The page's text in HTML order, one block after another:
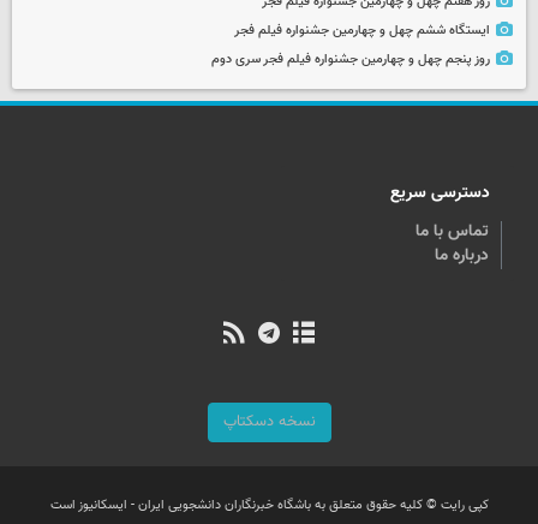
ایستگاه ششم چهل و چهارمین جشنواره فیلم فجر
روز پنجم چهل و چهارمین جشنواره فیلم فجر سری دوم
دسترسی سریع
تماس با ما
درباره ما
نسخه دسکتاپ
کپی رایت © کلیه حقوق متعلق به باشگاه خبرنگاران دانشجویی ایران - ایسکانیوز است